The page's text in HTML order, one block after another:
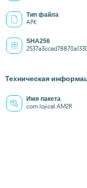
Тип файла
APK
SHA256
Техническая
Имя пакета
com.lojical.AM2R